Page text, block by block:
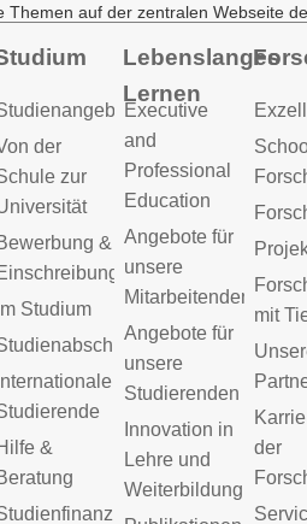
Themen auf der zentralen Webseite
der
zur
&
Im Studium
Internationale
&
Lebenslanges
Lernen
Executive
and
Professional
Education
Angebote für
unsere
Mitarbeitenden
Angebote für
unsere
Studierenden
Innovation in
Lehre und
Weiterbildung
mit
der